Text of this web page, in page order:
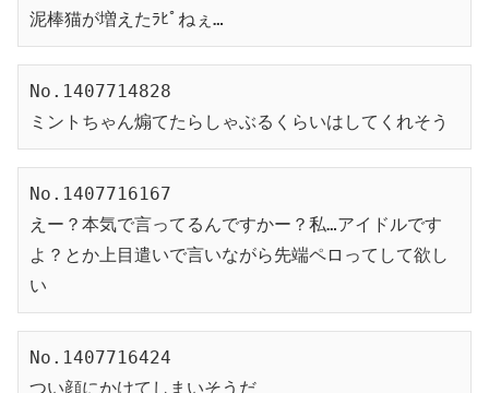
泥棒猫が増えたﾗﾋﾟねぇ…
No.1407714828
ミントちゃん煽てたらしゃぶるくらいはしてくれそう
No.1407716167
えー？本気で言ってるんですかー？私…アイドルです
よ？とか上目遣いで言いながら先端ペロってして欲し
い
No.1407716424
つい顔にかけてしまいそうだ